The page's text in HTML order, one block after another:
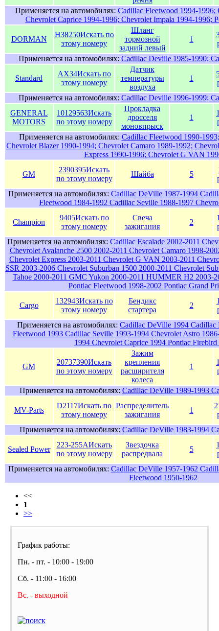
Применяется на автомобилях: Cadillac Fleetwood 1994-1996;
Chevrolet Caprice 1994-1996; Chevrolet Impala 1994-1996;
DORMAN
H38250Искать по
этому номеру
Шланг
тормозной
задний левый
1
Применяется на автомобилях: Cadillac Deville 1985-1990;
Standard
AX34Искать по
этому номеру
Датчик
температуры
воздуха
1
Применяется на автомобилях: Cadillac Deville 1996-1999;
GENERAL
MOTORS
10129563Искать
по этому номеру
Прокладка
дросcеля
моновпрыск
1
Применяется на автомобилях: Cadillac Fleetwood 1990-
Chevrolet Blazer 1990-1994; Chevrolet Camaro 1989-1992;
Express 1990-1996; Chevrolet G VAN
GM
2390395Искать
по этому номеру
Шайба 5
Применяется на автомобилях: Cadillac DeVille 1987-1994
Fleetwood 1984-1992 Cadillac Seville 1988-1997
Champion
9405Искать по
этому номеру
Свеча
зажигания
2
Применяется на автомобилях: Cadillac Escalade 2002-2011
Chevrolet Avalanche 2500 2002-2011 Chevrolet Camaro 1998-
Chevrolet Express 2003-2011 Chevrolet G VAN 2003-2011
SSR 2003-2006 Chevrolet Suburban 1500 2000-2011 Chevrolet
Tahoe 2000-2011 GMC Yukon 2000-2011 HUMMER H2 2003-
Pontiac Fleetwood 1998-2002 Pontiac Grand
Cargo
132943Искать по
этому номеру
Бендикс
стартера
2
Применяется на автомобилях: Cadillac DeVille 1994 Cadillac
Fleetwood 1993 Cadillac Seville 1993-1994 Chevrolet Astro
1994 Chevrolet Caprice 1994 Pontiac
GM
20737390Искать
по этому номеру
Зажим
крепления
расширителя
колеса
1
Применяется на автомобилях: Cadillac DeVille 1989-1993
MV-Parts
D2117Искать по
этому номеру
Распределитель
зажигания
1
Применяется на автомобилях: Cadillac DeVille 1983-1994
Sealed Power
223-255AИскать
по этому номеру
Звездочка
распредвала
5
Применяется на автомобилях: Cadillac DeVille 1957-1962
Fleetwood 1950-1962
<<
1
>>
График работы:
Пн. - пт. - 10:00 - 19:00
Сб. - 11:00 - 16:00
Вс. - выходной